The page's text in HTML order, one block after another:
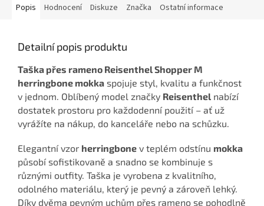
Popis Hodnocení Diskuze Značka Ostatní informace
Detailní popis produktu
Taška přes rameno Reisenthel Shopper M
herringbone mokka spojuje styl, kvalitu a funkčnost
v jednom. Oblíbený model značky Reisenthel nabízí
dostatek prostoru pro každodenní použití – ať už
vyrážíte na nákup, do kanceláře nebo na schůzku.
Elegantní vzor herringbone v teplém odstínu mokka
působí sofistikovaně a snadno se kombinuje s
různými outfity. Taška je vyrobena z kvalitního,
odolného materiálu, který je pevný a zároveň lehký.
Díky dvěma pevným uchům přes rameno se pohodlně